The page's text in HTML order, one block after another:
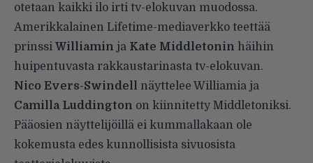
otetaan kaikki ilo irti tv-elokuvan muodossa.
Amerikkalainen Lifetime-mediaverkko teettää
prinssi Williamin ja Kate Middletonin häihin
huipentuvasta rakkaustarinasta tv-elokuvan.
Nico Evers-Swindell
näyttelee Williamia ja
Camilla Luddington on kiinnitetty Middletoniksi.
Pääosien näyttelijöillä ei kummallakaan ole
kokemusta edes kunnollisista sivuosista